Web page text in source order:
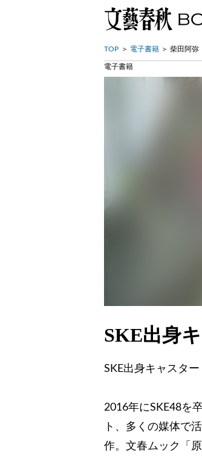
TOP 電子書籍 柴田阿弥
電子書籍
SKE出身
SKE出身キャスタ
2016年にSKE48を
ト、多くの媒体で
作。文春ムック「